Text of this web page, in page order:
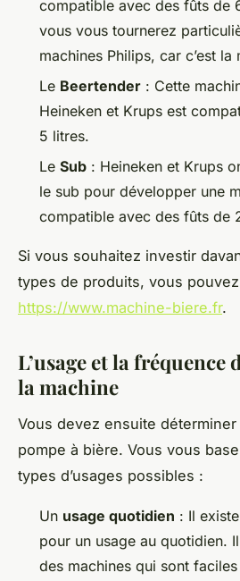
compatible avec des fûts de
vous vous tournerez
machines Philips, car c’est
Le Beertender : Cette
Heineken et Krups est
5 litres.
Le Sub : Heineken et Krups
le sub pour développer une
compatible avec des fûts de
Si vous souhaitez investir
types de produits, vous
https://www.machine-biere.fr.
L’usage et la fréquence
la machine
Vous devez ensuite déterminer
pompe à bière. Vous vous
types d’usages possibles :
Un usage quotidien : Il
pour un usage au quotidien.
des machines qui sont